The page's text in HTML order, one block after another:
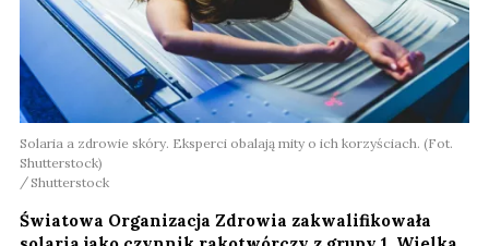
Solaria a zdrowie skóry. Eksperci obalają mity o ich korzyściach. (Fot.
Shutterstock)
Shutterstock
Światowa Organizacja Zdrowia zakwalifikowała